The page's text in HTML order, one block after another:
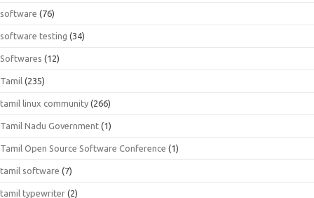
software (76)
software testing (34)
Softwares (12)
Tamil (235)
tamil linux community (266)
Tamil Nadu Government (1)
Tamil Open Source Software Conference (1)
tamil software (7)
tamil typewriter (2)